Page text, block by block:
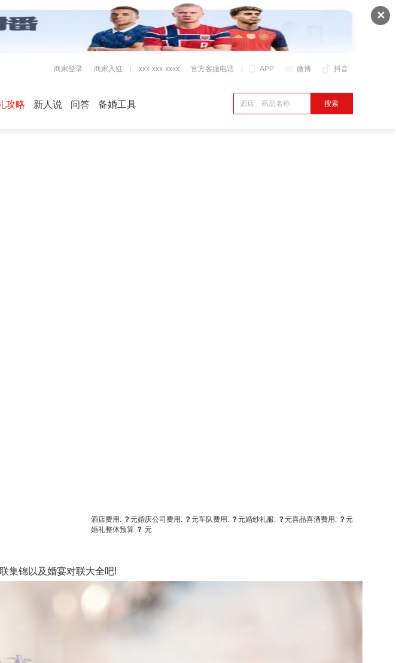
✕
APP 微博 抖音
商家登录 商家入驻 xxx-xxx-xxxx 官方客服电话
攻略 新人说 问答 备婚工具
酒店费用: ？元婚庆公司费用: ？元车队费用: ？元婚纱礼服: ？元喜品喜酒费用: ？元
婚礼整体预算 ？ 元
集锦以及婚宴对联大全吧!